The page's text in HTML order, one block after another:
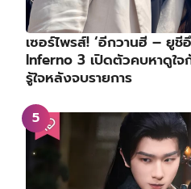
เซอร์ไพรส์! ‘อีกวานฮี – ยูชี
Inferno 3 เปิดตัวคบหาดูใ
รู้ใจหลังจบรายการ